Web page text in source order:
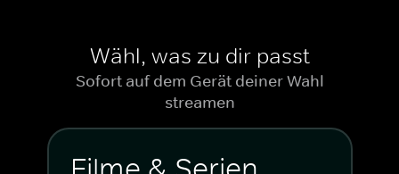
Wähl, was zu dir passt
Sofort auf dem Gerät deiner Wahl
streamen